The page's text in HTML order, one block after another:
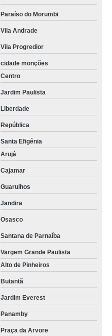
Paraíso do Morumbi
Vila Andrade
Vila Progredior
cidade monções
Centro
Jardim Paulista
Liberdade
República
Santa Efigênia
Arujá
Cajamar
Guarulhos
Jandira
Osasco
Santana de Parnaíba
Vargem Grande Paulista
Alto de Pinheiros
Butantã
Jardim Everest
Panamby
Praça da Arvore